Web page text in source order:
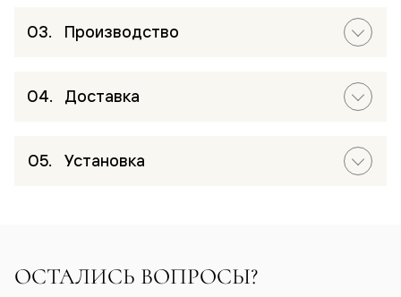
Производство
Доставка
Установка
ОСТАЛИСЬ ВОПРОСЫ?